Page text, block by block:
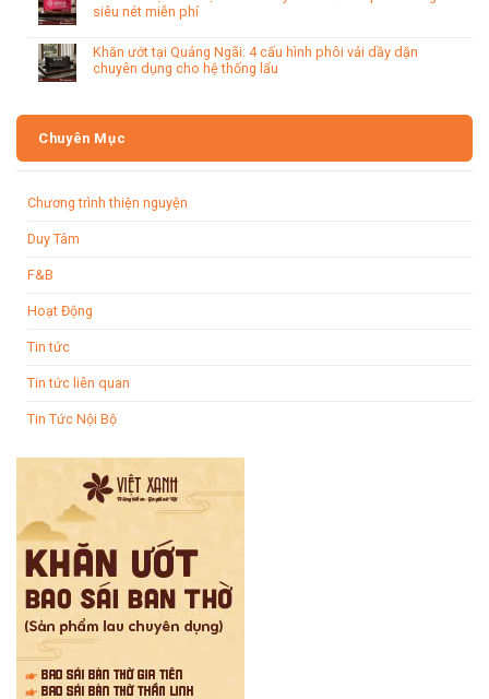
siêu nét miễn phí
Khăn ướt tại Quảng Ngãi: 4 cấu hình phôi vải dầy dặn
chuyên dụng cho hệ thống lẩu
Chuyên Mục
Chương trình thiện nguyện
Duy Tâm
F&B
Hoạt Động
Tin tức
Tin tức liên quan
Tin Tức Nội Bộ